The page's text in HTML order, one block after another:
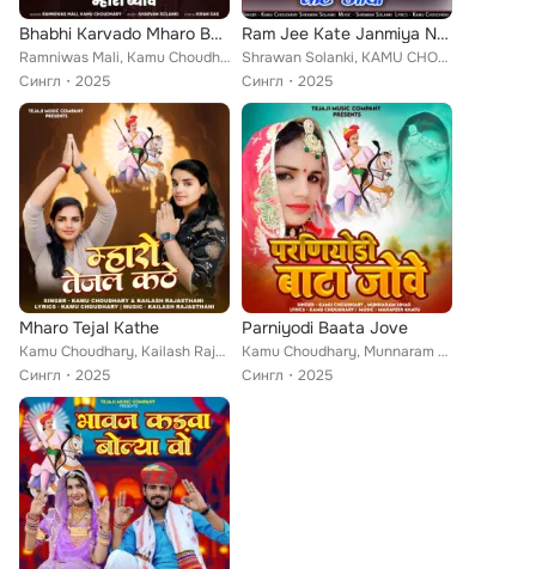
Bhabhi Karvado Mharo Byav
Ramniwas Mali, Kamu Choudhary
Сингл
2025
Ram Jee Kate Janmiya Ne Kate Aay
Shrawan Solanki, KAMU CHOUDHARY
Сингл
2025
Mharo Tejal Kathe
Kamu Choudhary, Kailash Rajasthani
Сингл
2025
Parniyodi Baata Jove
Kamu Choudhary, Munnaram Sihag
Сингл
2025